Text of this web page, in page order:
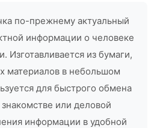
по-прежнему актуальный
информации о человеке
Изготавливается из бумаги,
материалов в небольшом
для быстрого обмена
или деловой
информации в удобной